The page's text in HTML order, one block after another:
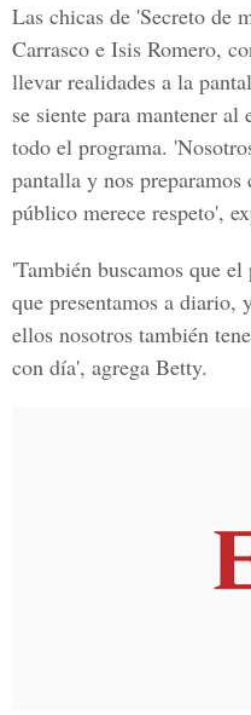
Las chicas de 'Secreto de
Carrasco e Isis Romero,
llevar realidades a la
se siente para mantener al
todo el programa.
pantalla y nos preparamos
público merece respeto',
'También buscamos que
que presentamos a diario,
ellos nosotros también
con día', agrega Betty.